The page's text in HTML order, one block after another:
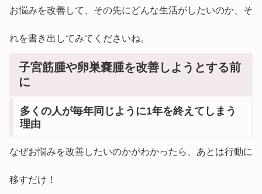
お悩みを改善して、その先にどんな生活がしたいのか、そ
れを書き出してみてくださいね。
子宮筋腫や卵巣嚢腫を改善しようとする前
に
多くの人が毎年同じように1年を終えてしまう
理由
なぜお悩みを改善したいのかがわかったら、あとは行動に
移すだけ！